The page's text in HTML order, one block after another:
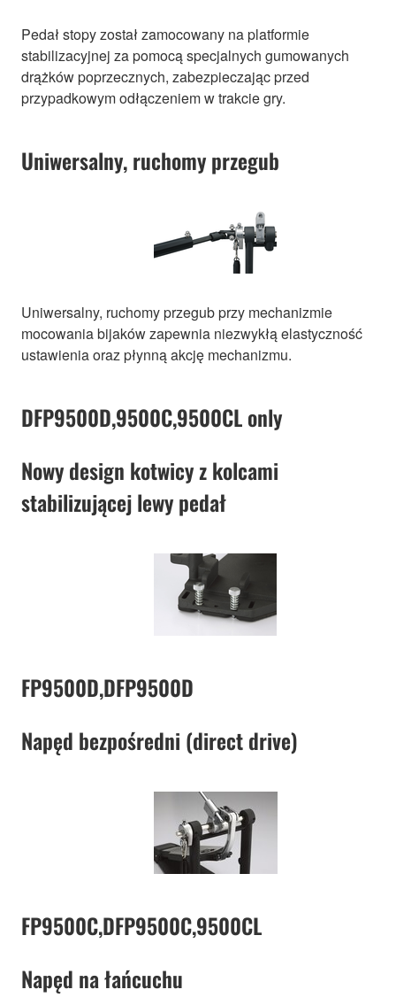
Pedał stopy został zamocowany na platformie
stabilizacyjnej za pomocą specjalnych gumowanych
drążków poprzecznych, zabezpieczając przed
przypadkowym odłączeniem w trakcie gry.
Uniwersalny, ruchomy przegub
Uniwersalny, ruchomy przegub przy mechanizmie
mocowania bijaków zapewnia niezwykłą elastyczność
ustawienia oraz płynną akcję mechanizmu.
DFP9500D,9500C,9500CL only
Nowy design kotwicy z kolcami
stabilizującej lewy pedał
FP9500D,DFP9500D
Napęd bezpośredni (direct drive)
FP9500C,DFP9500C,9500CL
Napęd na łańcuchu